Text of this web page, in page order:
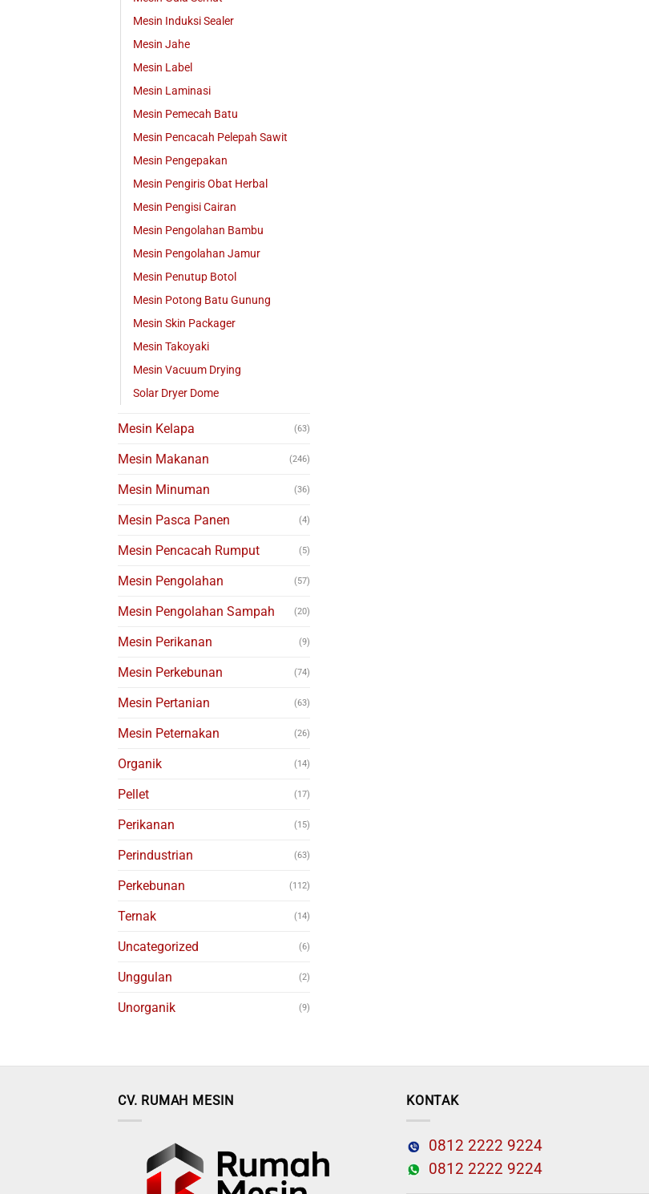
Mesin Induksi Sealer
Mesin Jahe
Mesin Label
Mesin Laminasi
Mesin Pemecah Batu
Mesin Pencacah Pelepah Sawit
Mesin Pengepakan
Mesin Pengiris Obat Herbal
Mesin Pengisi Cairan
Mesin Pengolahan Bambu
Mesin Pengolahan Jamur
Mesin Penutup Botol
Mesin Potong Batu Gunung
Mesin Skin Packager
Mesin Takoyaki
Mesin Vacuum Drying
Solar Dryer Dome
Mesin Kelapa (63)
Mesin Makanan (246)
Mesin Minuman (36)
Mesin Pasca Panen (4)
Mesin Pencacah Rumput (5)
Mesin Pengolahan (57)
Mesin Pengolahan Sampah (20)
Mesin Perikanan (9)
Mesin Perkebunan (74)
Mesin Pertanian (63)
Mesin Peternakan (26)
Organik (14)
Pellet (17)
Perikanan (15)
Perindustrian (63)
Perkebunan (112)
Ternak (14)
Uncategorized (6)
Unggulan (2)
Unorganik (9)
CV. RUMAH MESIN KONTAK
0812 2222 9224
0812 2222 9224